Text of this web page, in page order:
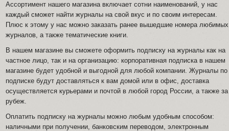
Ассортимент нашего магазина включает сотни наименований, у нас
каждый сможет найти журналы на свой вкус и по своим интересам.
Плюс к этому у нас можно заказать ранее вышедшие номера любимых
журналов, а также тематические книги.
В нашем магазине вы сможете оформить подписку на журналы как на
частное лицо, так и на организацию: корпоративная подписка в нашем
магазине будет удобной и выгодной для любой компании. Журналы по
подписке будут доставляться к вам домой или в офис, доставка
осуществляется курьерами и почтой в любой город России, а также за
рубеж.
Оплатить подписку на журналы можно любым удобным способом:
наличными при получении, банковским переводом, электронным